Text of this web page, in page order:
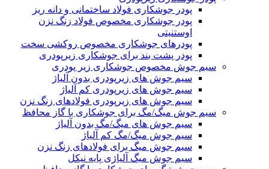
پودر جوشکاری فولاد ساختمانی و دانه ریز
پودر جوشکاری مخصوص فولاد زنگ نزن
اوستنیتی
پودرهای جوشکاری مخصوص روکشی سخت
پودر پشت بند برای جوشکاری زیرپودری
سیم جوش مخصوص جوشکاری زیر پودری
سیم جوش های زیرپودری بدون آلیاژ
سیم جوش های زیرپودری کم آلیاژ
سیم جوش های زیرپودری فولادهای زنگ نزن
سیم جوش میگ/مگ برای جوشکاری با گاز محافظ
سیم جوش های میگ/مگ بدون آلیاژ
سیم جوش میگ/مگ کم آلیاژ
سیم جوش میگ برای فولادهای زنگ نزن
سیم جوش میگ آلیاژی پایه نیکل